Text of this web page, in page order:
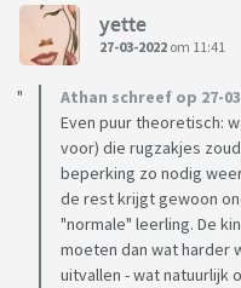
yette
27-03-2022 om 11:41
Athan schreef op 27-
Even puur theoretisch:
voor) die rugzakjes
beperking zo nodig
de rest krijgt gewoon
"normale" leerling. De
moeten dan wat harder
uitvallen - wat natuurlijk